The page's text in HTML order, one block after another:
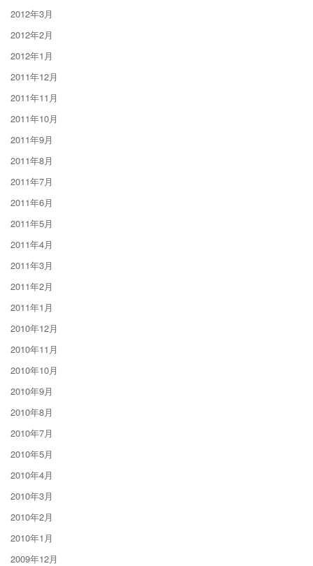
2012年3月
2012年2月
2012年1月
2011年12月
2011年11月
2011年10月
2011年9月
2011年8月
2011年7月
2011年6月
2011年5月
2011年4月
2011年3月
2011年2月
2011年1月
2010年12月
2010年11月
2010年10月
2010年9月
2010年8月
2010年7月
2010年5月
2010年4月
2010年3月
2010年2月
2010年1月
2009年12月